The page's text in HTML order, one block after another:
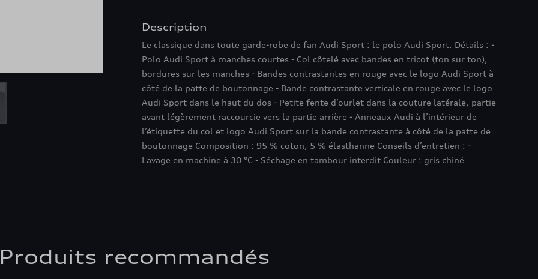
Description
Le classique dans toute garde-robe de fan Audi Sport : le polo Audi Sport. Détails : -
Polo Audi Sport à manches courtes - Col côtelé avec bandes en tricot (ton sur ton),
bordures sur les manches - Bandes contrastantes en rouge avec le logo Audi Sport à
côté de la patte de boutonnage - Bande contrastante verticale en rouge avec le logo
Audi Sport dans le haut du dos - Petite fente d’ourlet dans la couture latérale, partie
avant légèrement raccourcie vers la partie arrière - Anneaux Audi à l’intérieur de
l’étiquette du col et logo Audi Sport sur la bande contrastante à côté de la patte de
boutonnage Composition : 95 % coton, 5 % élasthanne Conseils d’entretien : -
Lavage en machine à 30 °C - Séchage en tambour interdit Couleur : gris chiné
Produits recommandés